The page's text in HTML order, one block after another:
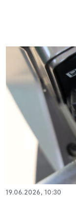
19.06.2026, 10:30